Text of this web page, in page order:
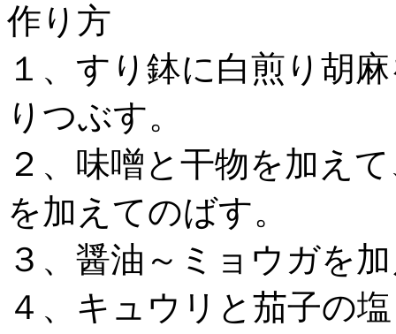
作り方
１、すり鉢に白煎り胡
りつぶす。
２、味噌と干物を加え
を加えてのばす。
３、醤油～ミョウガを
４、キュウリと茄子の